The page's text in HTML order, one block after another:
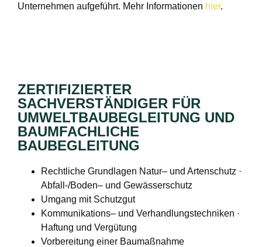
Unternehmen aufgeführt. Mehr Informationen hier.
ZERTIFIZIERTER
SACHVERSTÄNDIGER FÜR
UMWELTBAUBEGLEITUNG UND
BAUMFACHLICHE
BAUBEGLEITUNG
Rechtliche Grundlagen Natur– und Artenschutz ·
Abfall-/Boden– und Gewässerschutz
Umgang mit Schutzgut
Kommunikations– und Verhandlungstechniken ·
Haftung und Vergütung
Vorbereitung einer Baumaßnahme